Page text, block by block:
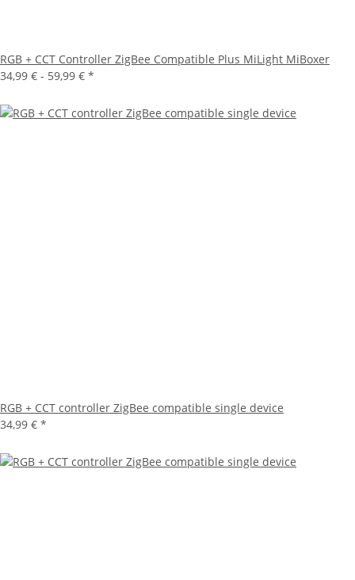
RGB + CCT Controller ZigBee Compatible Plus MiLight MiBoxer
34,99 € - 59,99 € *
RGB + CCT controller ZigBee compatible single device
34,99 € *